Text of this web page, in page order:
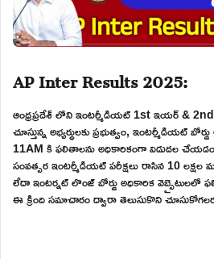
AP Inter Results 2025:
ఆంధ్రప్రదేశ్ లోని ఇంటర్మీడియట్ 1st ఇయర్ &
చూస్తున్న అభ్యర్థులకు ప్రభుత్వం, ఇంటర్మీడియట్
11AM కి ఫలితాలను అధికారికంగా విడుదల
సంవత్సర ఇంటర్మీడియట్ పరీక్షలు రాసిన 10
లేదా ఇంటర్నట్ లొంజ్ బోర్డు అధికారిక వెబ్సైటులలో
ఈ క్రింది సమాచారం ద్వారా తెలుసుకొని